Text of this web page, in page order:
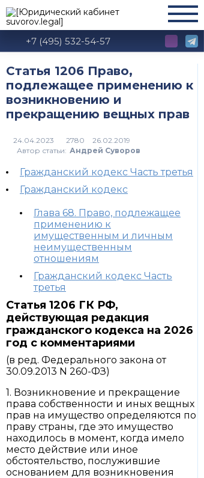
+7 (495) 532-54-57
Статья 1206 Право,
подлежащее применению к
возникновению и
прекращению вещных прав
2780
Автор статьи: Андрей Суворов
Гражданский кодекс Часть третья
Гражданский кодекс
Глава 68. Право, подлежащее
применению к
имущественным и личным
неимущественным
отношениям
Гражданский кодекс Часть
третья
Статья 1206 ГК РФ,
действующая редакция
гражданского кодекса на 2026
год с комментариями
(в ред. Федерального закона от
30.09.2013 N 260-ФЗ)
1. Возникновение и прекращение
права собственности и иных вещных
прав на имущество определяются по
праву страны, где это имущество
находилось в момент, когда имело
место действие или иное
обстоятельство, послужившие
основанием для возникновения